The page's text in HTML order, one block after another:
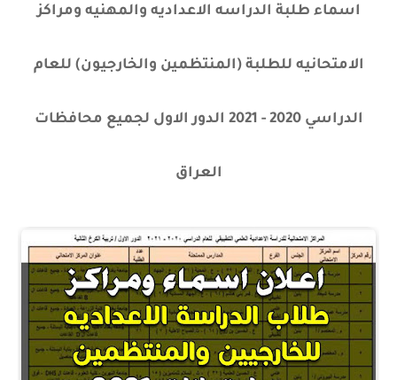
اسماء طلبة الدراسه الاعداديه والمهنيه ومراكز
الامتحانيه للطلبة (المنتظمين والخارجيون) للعام
الدراسي 2020 - 2021 الدور الاول لجميع محافظات
العراق